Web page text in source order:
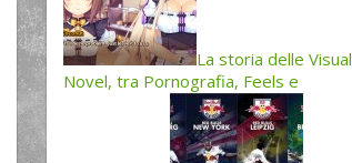
La storia delle Visual
Novel, tra Pornografia, Feels e